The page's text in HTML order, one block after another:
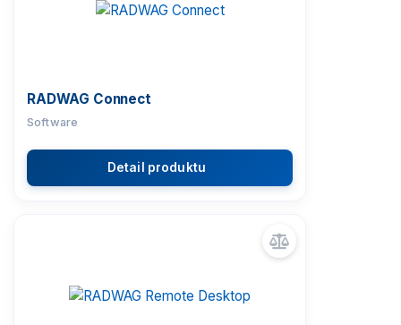
RADWAG Connect
Software
Detail produktu